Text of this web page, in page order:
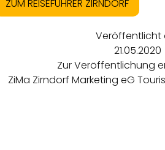
ZUM REISEFÜHRER ZIRNDORF
Veröffentlicht
21.05.2020
Zur Veröffentlichung
ZiMa Zirndorf Marketing eG